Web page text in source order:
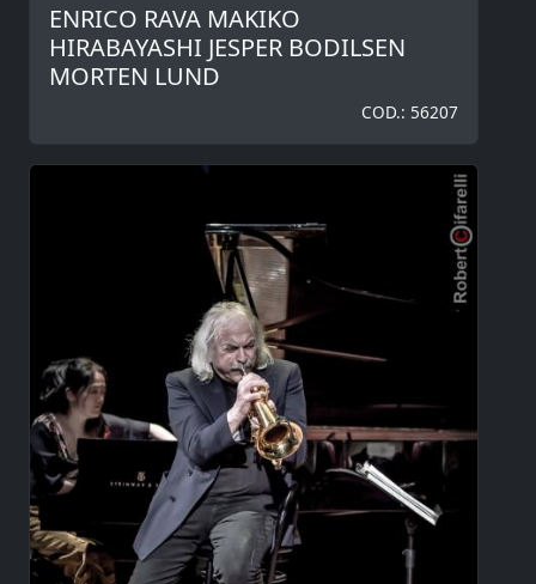
ENRICO RAVA MAKIKO
HIRABAYASHI JESPER BODILSEN
MORTEN LUND
COD.: 56207